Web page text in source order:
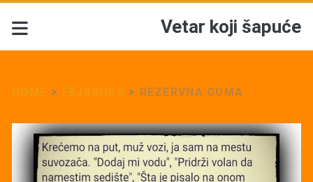
Vetar koji šapuće
> > REZERVNA GUMA